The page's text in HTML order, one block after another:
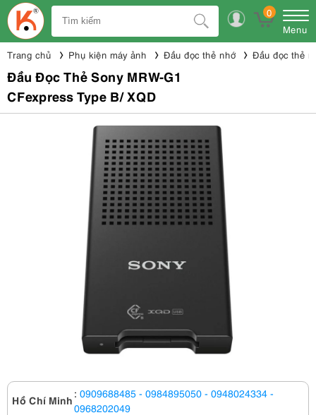
0
Menu
Trang chủ Phụ kiện máy ảnh Đầu đọc thẻ nhớ Đầu đọc thẻ
Đầu Đọc Thẻ Sony MRW-G1
CFexpress Type B/ XQD
Hồ Chí Minh : 0909688485 - 0984895050 - 0948024334 -
0968202049